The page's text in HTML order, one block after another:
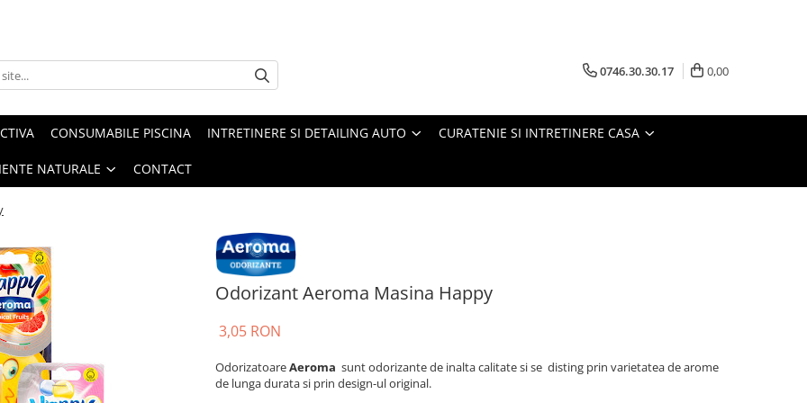
0746.30.30.17 0,00
CONSUMABILE PISCINA INTRETINERE SI DETAILING AUTO CURATENIE SI INTRETINERE CASA
NATURALE CONTACT
Odorizant Aeroma Masina Happy
3,05 RON
OdorizatoareAeroma sunt odorizante de inalta calitate si se disting prin varietatea de arome
de lunga durata si prin design-ul original.